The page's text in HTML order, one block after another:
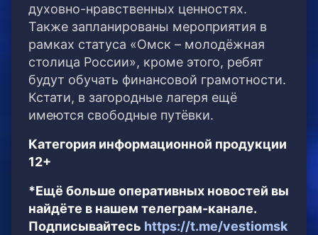
духовно-нравственных ценностях.
Также запланированы мероприятия в
рамках статуса «Омск – молодёжная
столица России», кроме этого, ребят
будут обучать финансовой грамотности.
Кстати, в загородные лагеря ещё
имеются свободные путёвки.
Категория информационной продукции
12+
*Ещё больше оперативных новостей вы
найдёте в нашем телеграм-канале.
Подписывайтесь https://t.me/vestiomsk